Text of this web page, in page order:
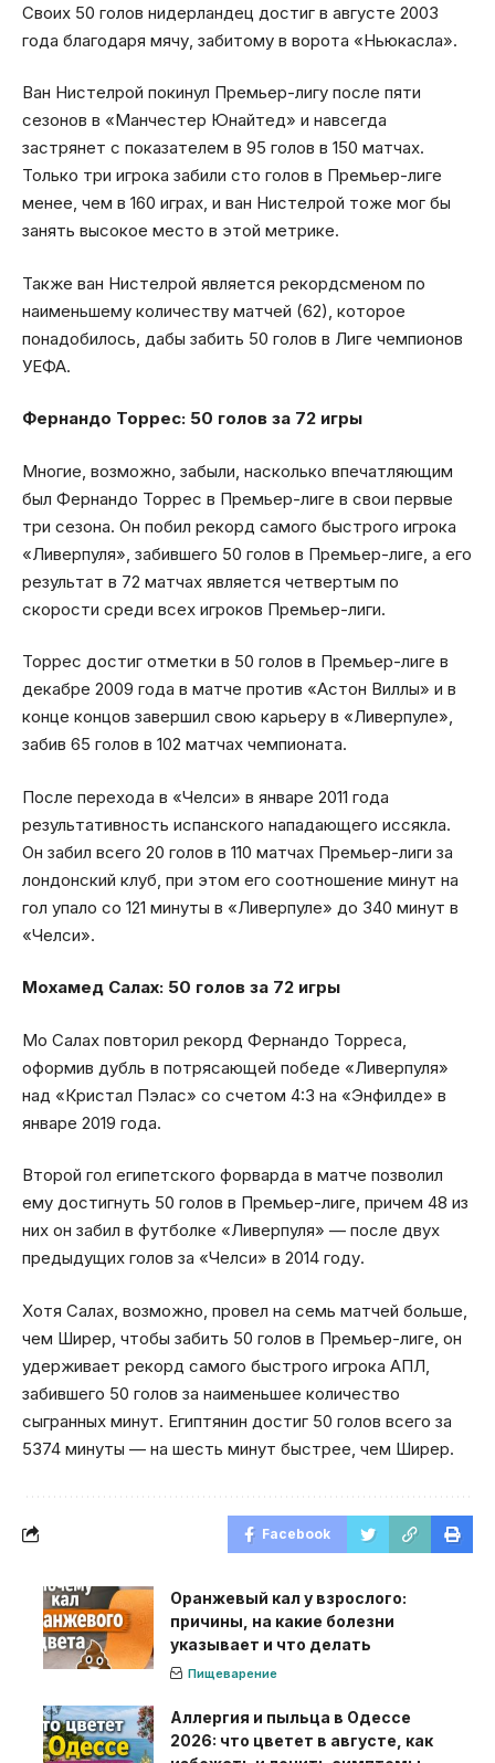
Своих 50 голов нидерландец достиг в августе 2003
года благодаря мячу, забитому в ворота «Ньюкасла».
Ван Нистелрой покинул Премьер-лигу после пяти
сезонов в «Манчестер Юнайтед» и навсегда
застрянет с показателем в 95 голов в 150 матчах.
Только три игрока забили сто голов в Премьер-лиге
менее, чем в 160 играх, и ван Нистелрой тоже мог бы
занять высокое место в этой метрике.
Также ван Нистелрой является рекордсменом по
наименьшему количеству матчей (62), которое
понадобилось, дабы забить 50 голов в Лиге чемпионов
УЕФА.
Фернандо Торрес: 50 голов за 72 игры
Многие, возможно, забыли, насколько впечатляющим
был Фернандо Торрес в Премьер-лиге в свои первые
три сезона. Он побил рекорд самого быстрого игрока
«Ливерпуля», забившего 50 голов в Премьер-лиге, а его
результат в 72 матчах является четвертым по
скорости среди всех игроков Премьер-лиги.
Торрес достиг отметки в 50 голов в Премьер-лиге в
декабре 2009 года в матче против «Астон Виллы» и в
конце концов завершил свою карьеру в «Ливерпуле»,
забив 65 голов в 102 матчах чемпионата.
После перехода в «Челси» в январе 2011 года
результативность испанского нападающего иссякла.
Он забил всего 20 голов в 110 матчах Премьер-лиги за
лондонский клуб, при этом его соотношение минут на
гол упало со 121 минуты в «Ливерпуле» до 340 минут в
«Челси».
Мохамед Салах: 50 голов за 72 игры
Мо Салах повторил рекорд Фернандо Торреса,
оформив дубль в потрясающей победе «Ливерпуля»
над «Кристал Пэлас» со счетом 4:3 на «Энфилде» в
январе 2019 года.
Второй гол египетского форварда в матче позволил
ему достигнуть 50 голов в Премьер-лиге, причем 48 из
них он забил в футболке «Ливерпуля» — после двух
предыдущих голов за «Челси» в 2014 году.
Хотя Салах, возможно, провел на семь матчей больше,
чем Ширер, чтобы забить 50 голов в Премьер-лиге, он
удерживает рекорд самого быстрого игрока АПЛ,
забившего 50 голов за наименьшее количество
сыгранных минут. Египтянин достиг 50 голов всего за
5374 минуты — на шесть минут быстрее, чем Ширер.
Facebook
Оранжевый кал у взрослого:
причины, на какие болезни
указывает и что делать
Пищеварение
Аллергия и пыльца в Одессе
2026: что цветет в августе, как